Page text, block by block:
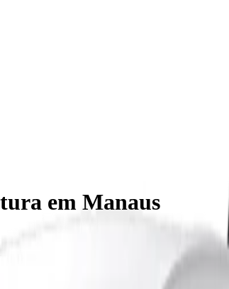
em Manaus